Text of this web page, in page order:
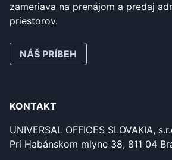
zameriava na prenájom a predaj
priestorov.
NÁŠ PRÍBEH
KONTAKT
UNIVERSAL OFFICES SLOVAKIA,
Pri Habánskom mlyne 38, 811 04